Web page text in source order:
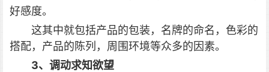
好感度。
这其中就包括产品的包装，名牌的命名，色彩的
搭配，产品的陈列，周围环境等众多的因素。
3、调动求知欲望